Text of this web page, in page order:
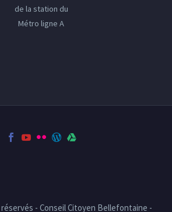
de la station du
Métro ligne A
- Conseil Citoyen Bellefontaine -